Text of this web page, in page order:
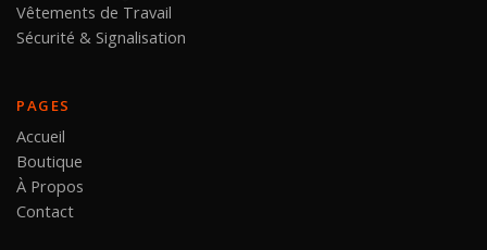
Vêtements de Travail
Sécurité & Signalisation
PAGES
Accueil
Boutique
À Propos
Contact